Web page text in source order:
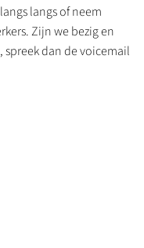
langs of neem
Zijn we bezig en
dan de voicemail